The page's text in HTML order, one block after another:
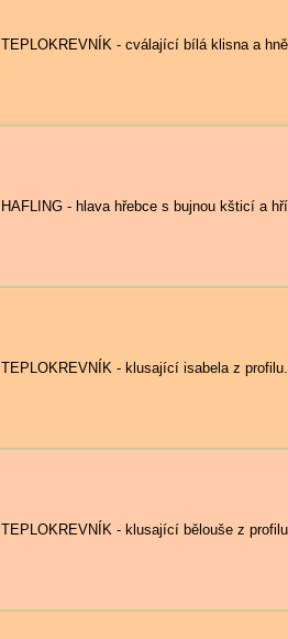
TEPLOKREVNÍK - cválající bílá klisna a
HAFLING - hlava hřebce s bujnou kšticí a
TEPLOKREVNÍK - klusající isabela z profilu.
TEPLOKREVNÍK - klusající bělouše z profilu.